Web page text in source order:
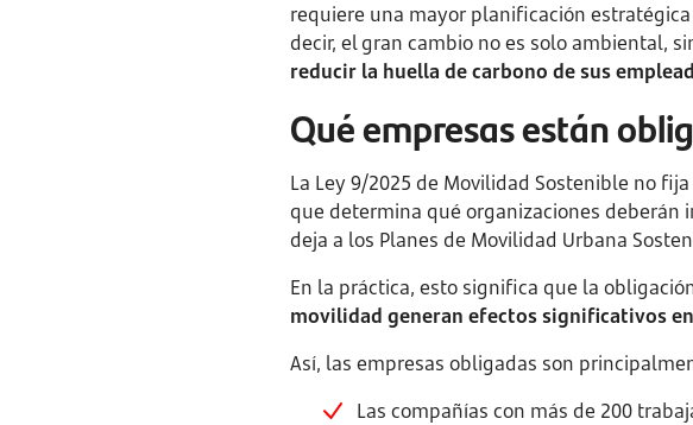
requiere una mayor planificación
decir, el gran cambio no es solo ambiental,
reducir la huella de carbono de sus
Qué empresas están
La Ley 9/2025 de Movilidad Sostenible no
que determina qué organizaciones deberán
deja a los Planes de Movilidad Urbana
En la práctica, esto significa que la
movilidad generan efectos significativos
Así, las empresas obligadas son
Las compañías con más de 200